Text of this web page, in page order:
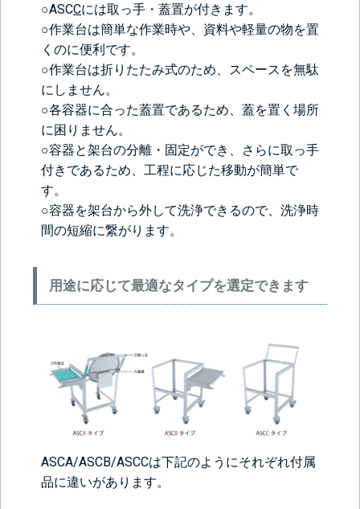
○ASCCには取っ手・蓋置が付きます。
○作業台は簡単な作業時や、資料や軽量の物を置
くのに便利です。
○作業台は折りたたみ式のため、スペースを無駄
にしません。
○各容器に合った蓋置であるため、蓋を置く場所
に困りません。
○容器と架台の分離・固定ができ、さらに取っ手
付きであるため、工程に応じた移動が簡単で
す。
○容器を架台から外して洗浄できるので、洗浄時
間の短縮に繋がります。
用途に応じて最適なタイプを選定できます
ASCA/ASCB/ASCCは下記のようにそれぞれ付属
品に違いがあります。